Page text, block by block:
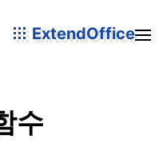
ExtendOffice
수